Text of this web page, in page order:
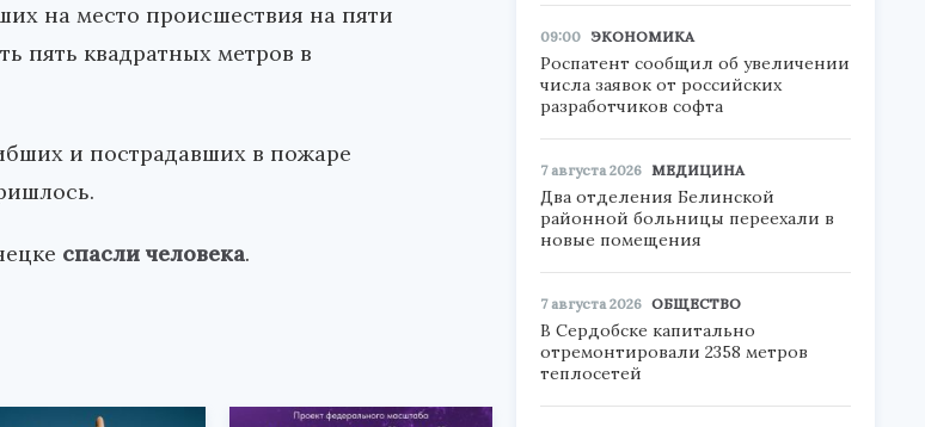
на место происшествия на пяти
пять квадратных метров в
и пострадавших в пожаре
спасли человека.
09:00 ЭКОНОМИКА
Роспатент сообщил об увеличении
числа заявок от российских
разработчиков софта
7 августа 2026 МЕДИЦИНА
Два отделения Белинской
районной больницы переехали в
новые помещения
7 августа 2026 ОБЩЕСТВО
В Сердобске капитально
отремонтировали 2358 метров
теплосетей